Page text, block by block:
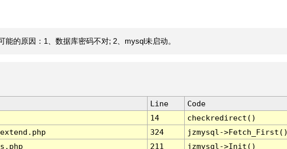
的原因：1、数据库密码不对; 2、mysql未启动。
Line
Code
14
checkredirect()
324
jzmysql-
211
jzmysql->Init()